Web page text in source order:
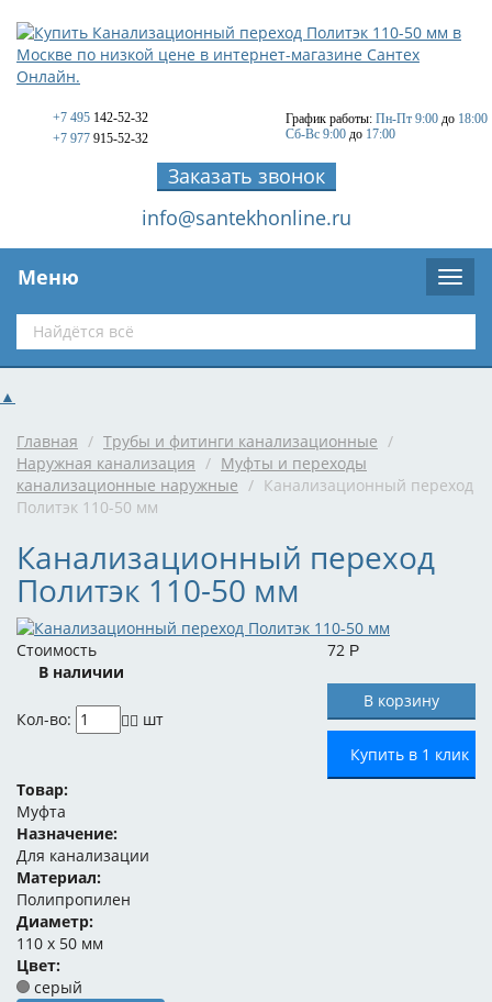
+7 495 142-52-32
+7 977 915-52-32
График работы: Пн-Пт 9:00 до 18:00
Сб-Вс 9:00 до 17:00
Заказать звонок
info@santekhonline.ru
Меню
▲
Главная / Трубы и фитинги канализационные /
Наружная канализация / Муфты и переходы
канализационные наружные / Канализационный переход
Политэк 110-50 мм
Канализационный переход
Политэк 110-50 мм
Стоимость 72 Р
В наличии
Кол-во:
шт
Купить в 1 клик
Товар:
Муфта
Назначение:
Для канализации
Материал:
Полипропилен
Диаметр:
110 x 50 мм
Цвет:
серый